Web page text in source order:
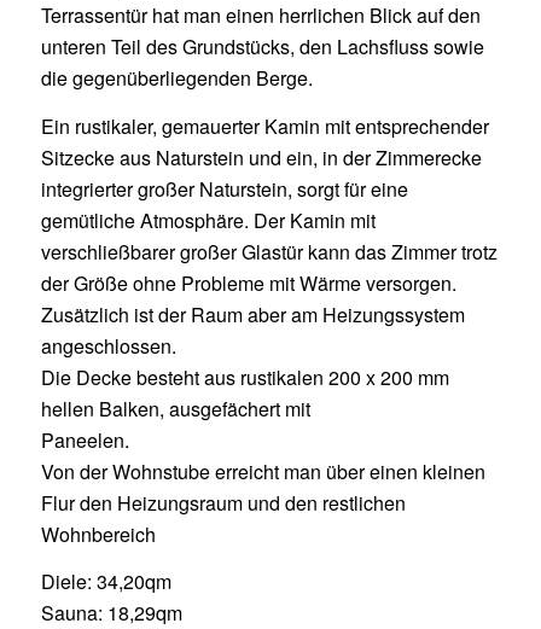
Terrassentür hat man einen herrlichen Blick auf den
unteren Teil des Grundstücks, den Lachsfluss sowie
die gegenüberliegenden Berge.
Ein rustikaler, gemauerter Kamin mit entsprechender
Sitzecke aus Naturstein und ein, in der Zimmerecke
integrierter großer Naturstein, sorgt für eine
gemütliche Atmosphäre. Der Kamin mit
verschließbarer großer Glastür kann das Zimmer trotz
der Größe ohne Probleme mit Wärme versorgen.
Zusätzlich ist der Raum aber am Heizungssystem
angeschlossen.
Die Decke besteht aus rustikalen 200 x 200 mm
hellen Balken, ausgefächert mit
Paneelen.
Von der Wohnstube erreicht man über einen kleinen
Flur den Heizungsraum und den restlichen
Wohnbereich
Diele: 34,20qm
Sauna: 18,29qm